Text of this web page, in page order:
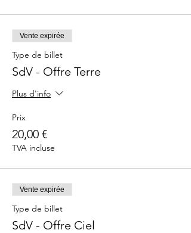
Vente expirée
Type de billet
SdV - Offre Terre
Plus d'info
Prix
20,00 €
TVA incluse
Vente expirée
Type de billet
SdV - Offre Ciel